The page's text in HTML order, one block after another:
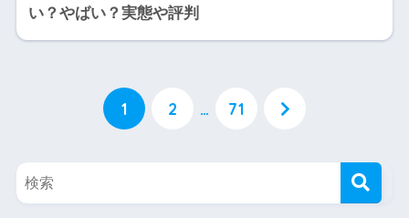
い？やばい？実態や評判
1 2 … 71